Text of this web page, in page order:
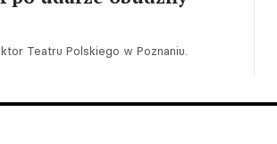
Teatru Polskiego w Poznaniu.